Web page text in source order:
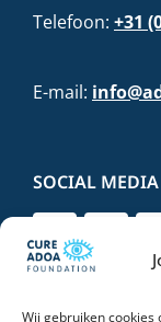
Wij gebruiken
Telefoon: +31
E-mail:
SOCIAL MEDIA